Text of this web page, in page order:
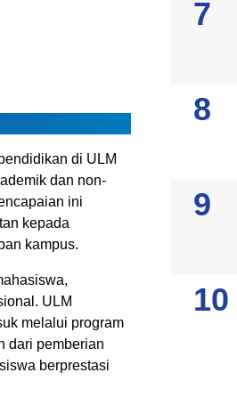
di ULM
dan non-
ini
kepada
kampus.
ULM
melalui program
dari pemberian
berprestasi